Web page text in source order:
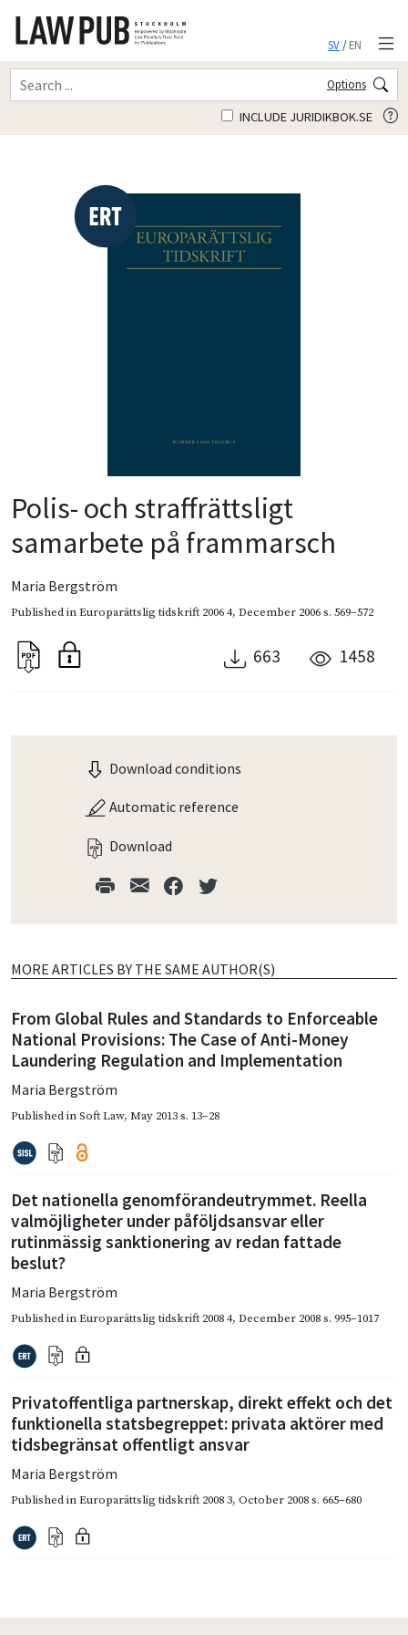
SV/EN
Options
INCLUDE JURIDIKBOK.SE
Polis- och straffrättsligt
samarbete på frammarsch
Maria Bergström
Published inEuroparättslig tidskrift 2006 4, December 2006s. 569–572
663 1458
Download conditions
Automatic reference
Download
MORE ARTICLES BY THE SAME AUTHOR(S)
From Global Rules and Standards to Enforceable
National Provisions: The Case of Anti-Money
Laundering Regulation and Implementation
Maria Bergström
Published inSoft Law, May 2013s. 13–28
Det nationella genomförandeutrymmet. Reella
valmöjligheter under påföljdsansvar eller
rutinmässig sanktionering av redan fattade
beslut?
Maria Bergström
Published inEuroparättslig tidskrift 2008 4, December 2008s. 995–1017
Privatoffentliga partnerskap, direkt effekt och det
funktionella statsbegreppet: privata aktörer med
tidsbegränsat offentligt ansvar
Maria Bergström
Published inEuroparättslig tidskrift 2008 3, October 2008s. 665–680